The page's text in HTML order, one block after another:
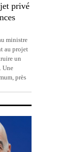
privé
ministre
au projet
un
Une
près